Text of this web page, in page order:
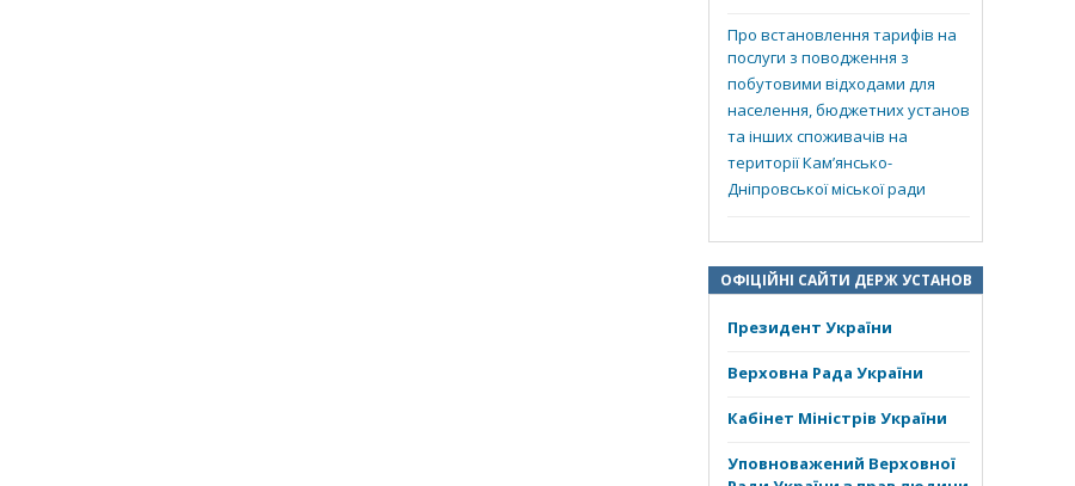
Про встановлення тарифів на
послуги з поводження з
побутовими відходами для
населення, бюджетних установ
та інших споживачів на
території Кам’янсько-
Дніпровської міської ради
ОФІЦІЙНІ САЙТИ ДЕРЖ УСТАНОВ
Президент України
Верховна Рада України
Кабінет Міністрів України
Уповноважений Верховної